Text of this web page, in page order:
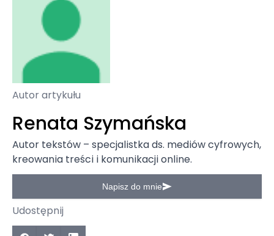
Autor artykułu
Renata Szymańska
Autor tekstów – specjalistka ds. mediów cyfrowych,
kreowania treści i komunikacji online.
Napisz do mnie
Udostępnij